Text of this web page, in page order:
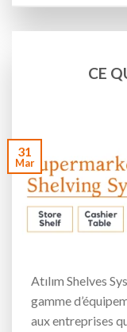
CE
31
Mar
Atılım Shelves
gamme
aux entreprises